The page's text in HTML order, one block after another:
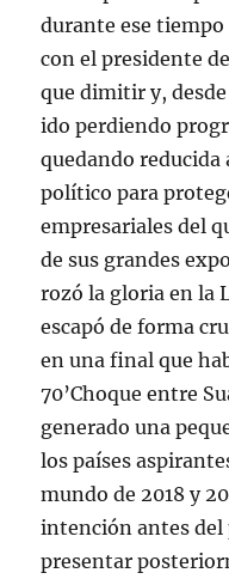
durante ese
con el presidente
que dimitir y,
ido perdiendo
quedando
político para
empresariales del
de sus grandes
rozó la gloria en la
escapó de forma
en una final que
70’Choque entre
generado una
los países
mundo de 2018 y
intención antes del
presentar